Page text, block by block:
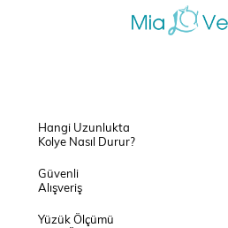
Hangi Uzunlukta
Kolye Nasıl Durur?
Güvenli
Alışveriş
Yüzük Ölçümü